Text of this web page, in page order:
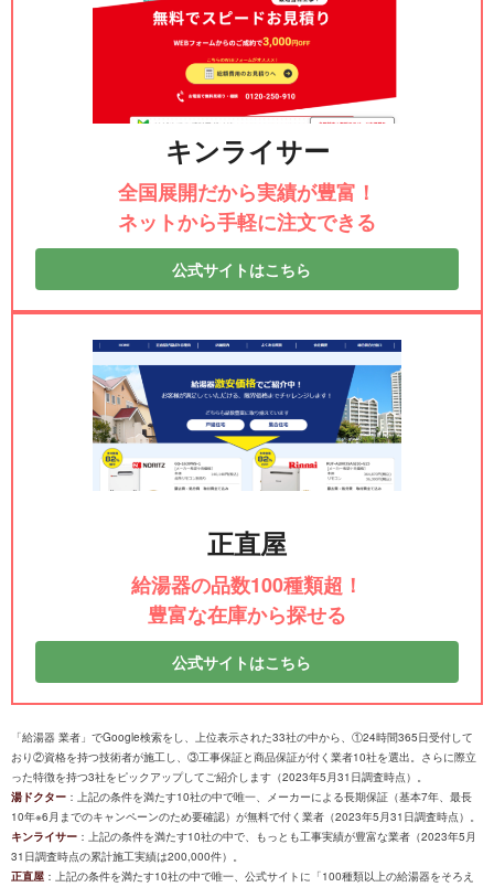
キンライサー
全国展開だから実績が豊富！
ネットから手軽に注文できる
公式サイトはこちら
正直屋
給湯器の品数100種類超！
豊富な在庫から探せる
公式サイトはこちら
「給湯器 業者」でGoogle検索をし、上位表示された33社の中から、①24時間365日受付して
おり②資格を持つ技術者が施工し、③工事保証と商品保証が付く業者10社を選出。さらに際立
った特徴を持つ3社をピックアップしてご紹介します（2023年5月31日調査時点）。
湯ドクター ：上記の条件を満たす10社の中で唯一、メーカーによる長期保証（基本7年、最長
10年※6月までのキャンペーンのため要確認）が無料で付く業者（2023年5月31日調査時点）。
キンライサー ：上記の条件を満たす10社の中で、もっとも工事実績が豊富な業者（2023年5月
31日調査時点の累計施工実績は200,000件）。
正直屋 ：上記の条件を満たす10社の中で唯一、公式サイトに「100種類以上の給湯器をそろえ